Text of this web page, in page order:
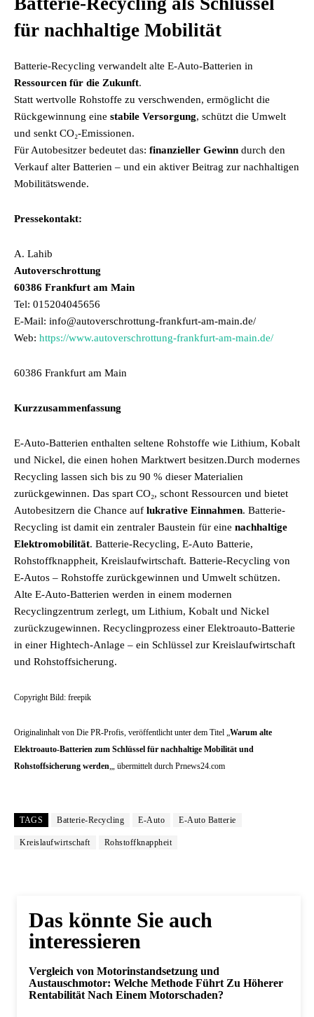
für nachhaltige Mobilität
Batterie-Recycling verwandelt alte E-Auto-Batterien in
Ressourcen für die Zukunft.
Statt wertvolle Rohstoffe zu verschwenden, ermöglicht die
Rückgewinnung eine stabile Versorgung, schützt die Umwelt
und senkt CO₂-Emissionen.
Für Autobesitzer bedeutet das: finanzieller Gewinn durch den
Verkauf alter Batterien – und ein aktiver Beitrag zur nachhaltigen
Mobilitätswende.
Pressekontakt:
A. Lahib
Autoverschrottung
60386 Frankfurt am Main
Tel: 015204045656
E-Mail: info@autoverschrottung-frankfurt-am-main.de/
Web: https://www.autoverschrottung-frankfurt-am-main.de/
60386 Frankfurt am Main
Kurzzusammenfassung
E-Auto-Batterien enthalten seltene Rohstoffe wie Lithium, Kobalt
und Nickel, die einen hohen Marktwert besitzen.Durch modernes
Recycling lassen sich bis zu 90 % dieser Materialien
zurückgewinnen. Das spart CO₂, schont Ressourcen und bietet
Autobesitzern die Chance auf lukrative Einnahmen. Batterie-
Recycling ist damit ein zentraler Baustein für eine nachhaltige
Elektromobilität. Batterie-Recycling, E-Auto Batterie,
Rohstoffknappheit, Kreislaufwirtschaft. Batterie-Recycling von
E-Autos – Rohstoffe zurückgewinnen und Umwelt schützen.
Alte E-Auto-Batterien werden in einem modernen
Recyclingzentrum zerlegt, um Lithium, Kobalt und Nickel
zurückzugewinnen. Recyclingprozess einer Elektroauto-Batterie
in einer Hightech-Anlage – ein Schlüssel zur Kreislaufwirtschaft
und Rohstoffsicherung.
Copyright Bild: freepik
Originalinhalt von Die PR-Profis, veröffentlicht unter dem Titel „Warum alte
Elektroauto-Batterien zum Schlüssel für nachhaltige Mobilität und
Rohstoffsicherung werden„, übermittelt durch Prnews24.com
TAGS Batterie-Recycling E-Auto E-Auto Batterie
Kreislaufwirtschaft Rohstoffknappheit
Das könnte Sie auch
interessieren
Vergleich von Motorinstandsetzung und
Austauschmotor: Welche Methode Führt Zu Höherer
Rentabilität Nach Einem Motorschaden?